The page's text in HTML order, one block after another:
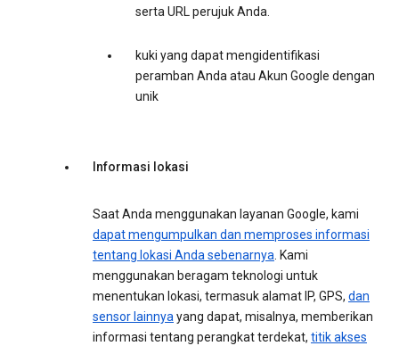
serta URL perujuk Anda.
kuki yang dapat mengidentifikasi
peramban Anda atau Akun Google dengan
unik
Informasi lokasi
Saat Anda menggunakan layanan Google, kami
dapat mengumpulkan dan memproses informasi
tentang lokasi Anda sebenarnya. Kami
menggunakan beragam teknologi untuk
menentukan lokasi, termasuk alamat IP, GPS, dan
sensor lainnyayang dapat, misalnya, memberikan
informasi tentang perangkat terdekat, titik akses